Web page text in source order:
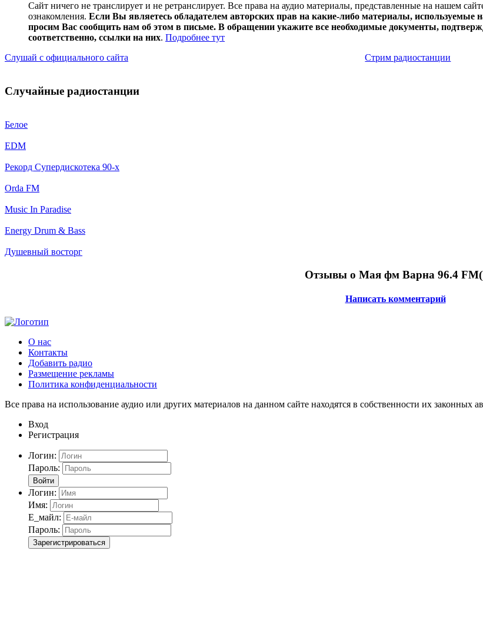
Сайт ничего не транслирует и не ретранслирует. Все права на аудио материалы, представленные на нашем
ознакомления. Если Вы являетесь обладателем авторских прав на какие-либо материалы, используемые
просим Вас сообщить нам об этом в письме. В обращении укажите все необходимые документы,
соответственно, ссылки на них. Подробнее тут
Слушай с официального сайта
Стрим радиостанции
Случайные радиостанции
Белое
EDM
Рекорд Супердискотека 90-х
Orda FM
Music In Paradise
Energy Drum & Bass
Душевный восторг
Отзывы о Мая фм Варна 96.4 FM(
Написать комментарий
О нас
Контакты
Добавить радио
Размещение рекламы
Политика конфиденциальности
Все права на использование аудио или других материалов на данном сайте находятся в собственности их законных
Вход
Регистрация
Логин:
Пароль:
Войти
Логин:
Имя:
Е_майл:
Пароль:
Зарегистрироваться